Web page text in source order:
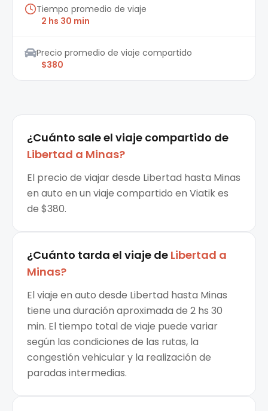
Tiempo promedio de viaje
2 hs 30 min
Precio promedio de viaje compartido
$380
¿Cuánto sale el viaje compartido de
Libertad a Minas?
El precio de viajar desde Libertad hasta Minas
en auto en un viaje compartido en Viatik es
de $380.
¿Cuánto tarda el viaje de Libertad a
Minas?
El viaje en auto desde Libertad hasta Minas
tiene una duración aproximada de 2 hs 30
min. El tiempo total de viaje puede variar
según las condiciones de las rutas, la
congestión vehicular y la realización de
paradas intermedias.